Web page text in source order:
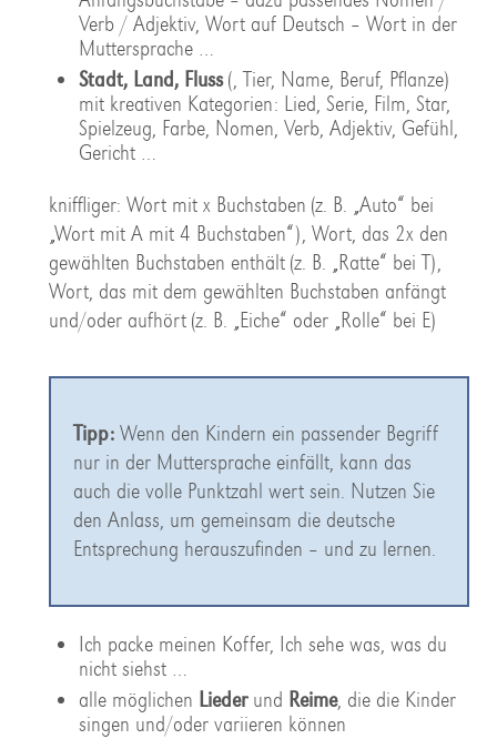
Verb / Adjektiv, Wort auf Deutsch – Wort in der
Muttersprache …
Stadt, Land, Fluss(, Tier, Name, Beruf, Pflanze)
mit kreativen Kategorien: Lied, Serie, Film, Star,
Spielzeug, Farbe, Nomen, Verb, Adjektiv, Gefühl,
Gericht …
kniffliger: Wort mit x Buchstaben (z. B. „Auto“ bei
„Wort mit A mit 4 Buchstaben“), Wort, das 2x den
gewählten Buchstaben enthält (z. B. „Ratte“ bei T),
Wort, das mit dem gewählten Buchstaben anfängt
und/oder aufhört (z. B. „Eiche“ oder „Rolle“ bei E)
Tipp:Wenn den Kindern ein passender Begriff
nur in der Muttersprache einfällt, kann das
auch die volle Punktzahl wert sein. Nutzen Sie
den Anlass, um gemeinsam die deutsche
Entsprechung herauszufinden – und zu lernen.
Ich packe meinen Koffer, Ich sehe was, was du
nicht siehst …
alle möglichen Liederund Reime, die die Kinder
singen und/oder variieren können